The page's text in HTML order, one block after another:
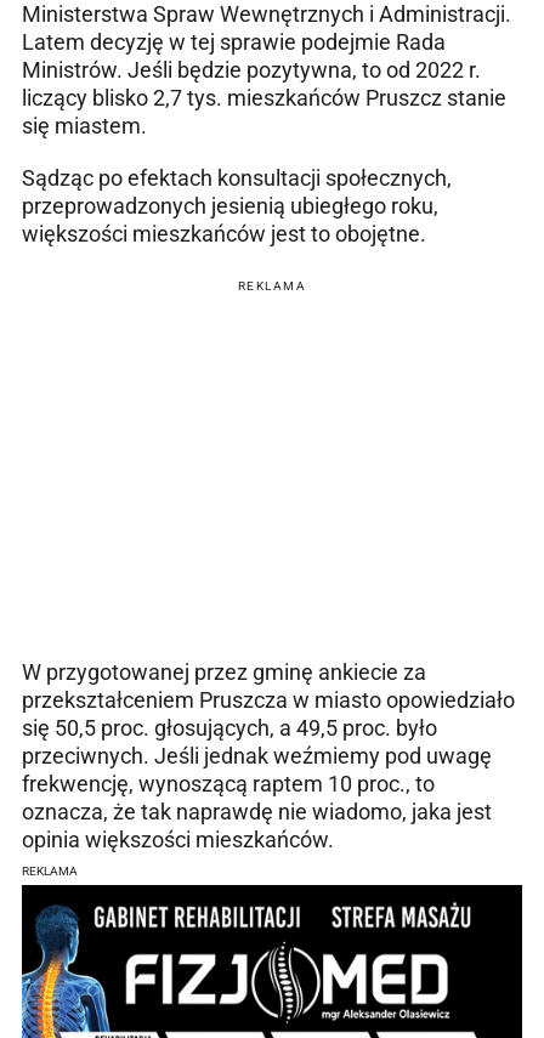
Ministerstwa Spraw Wewnętrznych i Administracji.
Latem decyzję w tej sprawie podejmie Rada
Ministrów. Jeśli będzie pozytywna, to od 2022 r.
liczący blisko 2,7 tys. mieszkańców Pruszcz stanie
się miastem.
Sądząc po efektach konsultacji społecznych,
przeprowadzonych jesienią ubiegłego roku,
większości mieszkańców jest to obojętne.
REKLAMA
W przygotowanej przez gminę ankiecie za
przekształceniem Pruszcza w miasto opowiedziało
się 50,5 proc. głosujących, a 49,5 proc. było
przeciwnych. Jeśli jednak weźmiemy pod uwagę
frekwencję, wynoszącą raptem 10 proc., to
oznacza, że tak naprawdę nie wiadomo, jaka jest
opinia większości mieszkańców.
REKLAMA